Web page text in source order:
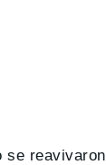
se